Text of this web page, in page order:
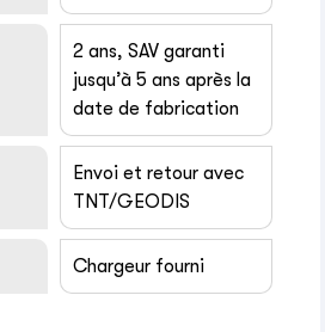
2 ans, SAV garanti
jusqu’à 5 ans après la
date de fabrication
Envoi et retour avec
TNT/GEODIS
Chargeur fourni